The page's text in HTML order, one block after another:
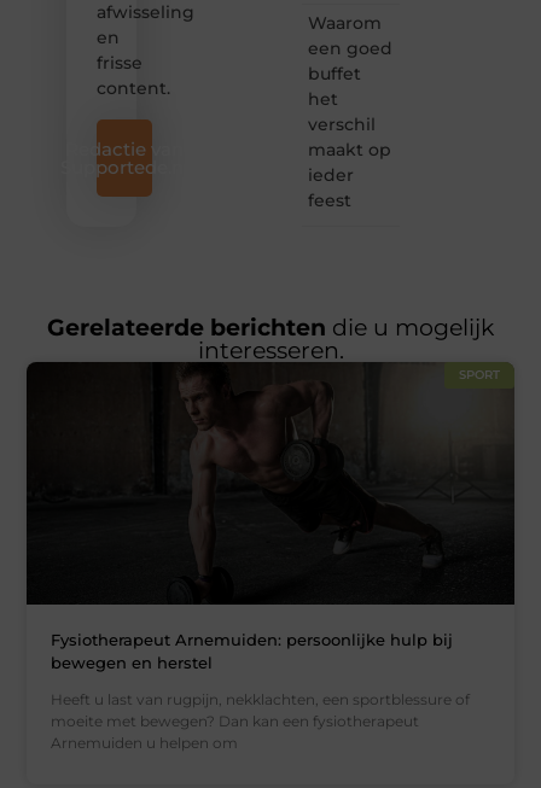
afwisseling
en
frisse
content.
Redactie van
Supportede.nl
Waarom
een goed
buffet
het
verschil
maakt op
ieder
feest
Gerelateerde berichten die u mogelijk
interesseren.
SPORT
Fysiotherapeut Arnemuiden: persoonlijke hulp bij
bewegen en herstel
Heeft u last van rugpijn, nekklachten, een sportblessure of
moeite met bewegen? Dan kan een fysiotherapeut
Arnemuiden u helpen om